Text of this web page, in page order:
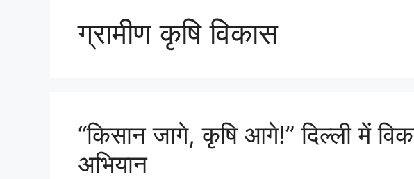
ग्रामीण कृषि विकास
“किसान जागे, कृषि आगे!” दिल्ली में
अभियान